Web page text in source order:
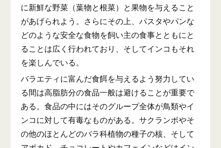
に新鮮な野菜（葉物と根菜）と果物を与えること
があげられよう。さらにその上、パスタやパンな
どのような安全な食物を飼い主の食事とともにと
ることは広く行われており、そしてインコもそれ
を楽しんでいる。
バラエティに富んだ食餌を与えるよう努力してい
る間は高脂肪分の食品一般は避けることが重要で
ある。食品の中にはそのグループ全体が鳥類やイ
ンコに対して有毒なものがある。サクランボやそ
の他のほとんどのバラ科植物の種子の核、そして